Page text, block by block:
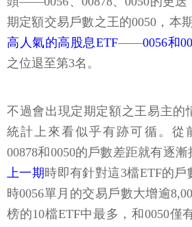
期定額交易戶數之王的0050，本
高人氣的高股息ETF——0056和
之位退至第3名。
不過會出現定期定額之王易主的
統計上來看似乎有跡可循。從
00878和0050的戶數差距就有逐
上一期時即有針對這3檔ETF的
時0056單月的交易戶數大增逾
榜的10檔ETF中最多，和0050僅